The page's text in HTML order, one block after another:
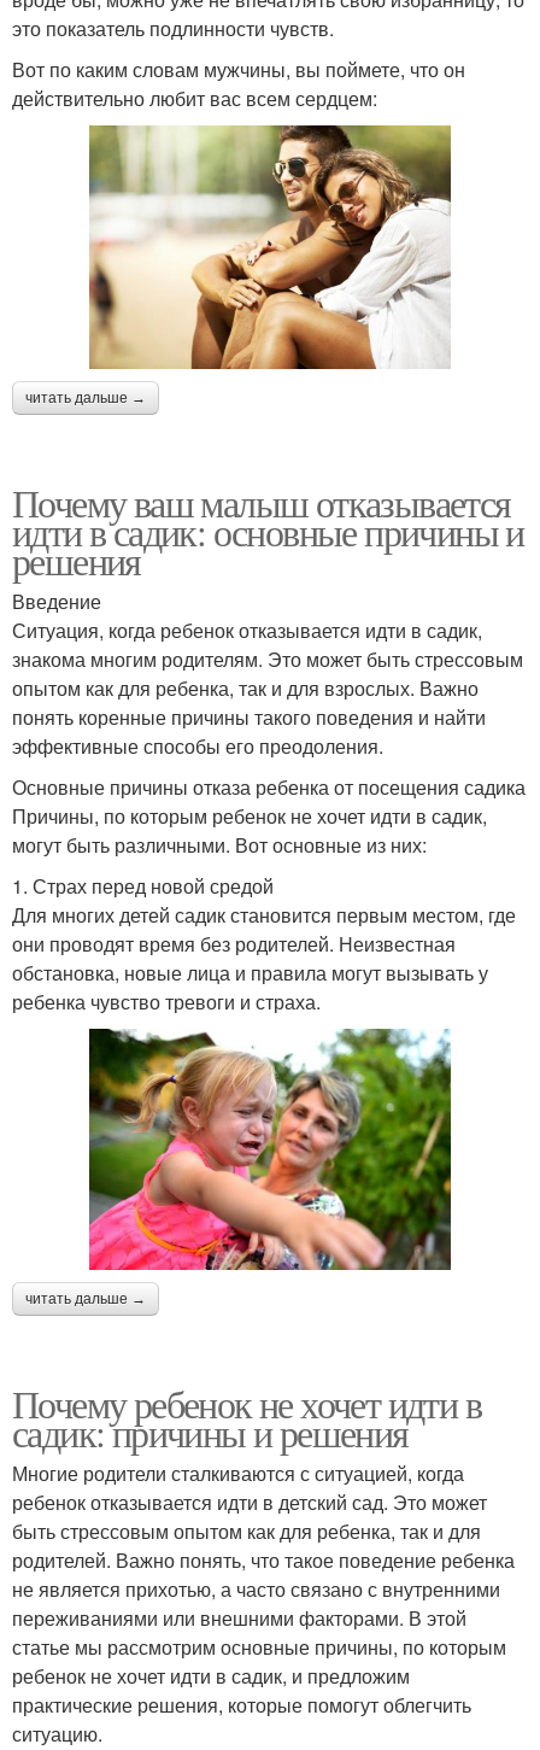
это показатель подлинности чувств.
Вот по каким словам мужчины, вы поймете, что он
действительно любит вас всем сердцем:
читать дальше →
Почему ваш малыш отказывается
идти в садик: основные причины и
решения
Введение
Ситуация, когда ребенок отказывается идти в садик,
знакома многим родителям. Это может быть стрессовым
опытом как для ребенка, так и для взрослых. Важно
понять коренные причины такого поведения и найти
эффективные способы его преодоления.
Основные причины отказа ребенка от посещения садика
Причины, по которым ребенок не хочет идти в садик,
могут быть различными. Вот основные из них:
1. Страх перед новой средой
Для многих детей садик становится первым местом, где
они проводят время без родителей. Неизвестная
обстановка, новые лица и правила могут вызывать у
ребенка чувство тревоги и страха.
читать дальше →
Почему ребенок не хочет идти в
садик: причины и решения
Многие родители сталкиваются с ситуацией, когда
ребенок отказывается идти в детский сад. Это может
быть стрессовым опытом как для ребенка, так и для
родителей. Важно понять, что такое поведение ребенка
не является прихотью, а часто связано с внутренними
переживаниями или внешними факторами. В этой
статье мы рассмотрим основные причины, по которым
ребенок не хочет идти в садик, и предложим
практические решения, которые помогут облегчить
ситуацию.